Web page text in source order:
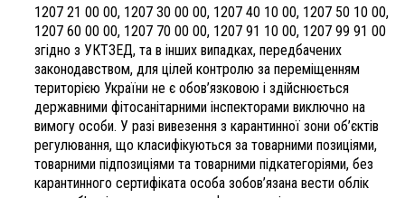
1207 21 00 00, 1207 30 00 00, 1207 40 10 00, 1207 50 10 00,
1207 60 00 00, 1207 70 00 00, 1207 91 10 00, 1207 99 91 00
згідно з УКТЗЕД, та в інших випадках, передбачених
законодавством, для цілей контролю за переміщенням
територією України не є обов’язковою і здійснюється
державними фітосанітарними інспекторами виключно на
вимогу особи. У разі вивезення з карантинної зони об’єктів
регулювання, що класифікуються за товарними позиціями,
товарними підпозиціями та товарними підкатегоріями, без
карантинного сертифіката особа зобов’язана вести облік